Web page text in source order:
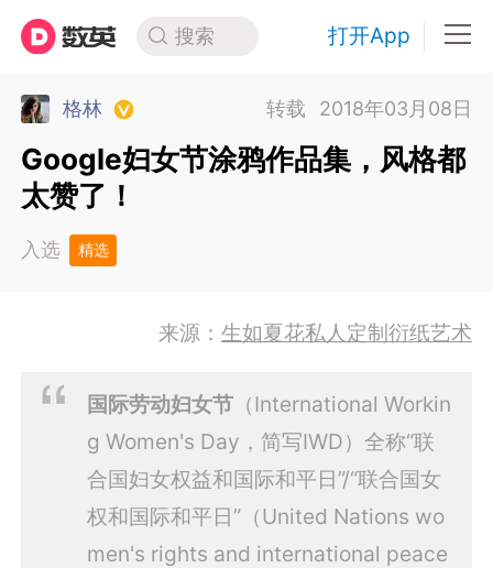
搜索 打开App
格林 转载 2018年03月08日
Google妇女节涂鸦作品集，风格都
太赞了！
入选 精选
来源： 生如夏花私人定制衍纸艺术
国际劳动妇女节（International Workin
g Women's Day，简写IWD）全称“联
合国妇女权益和国际和平日”/“联合国女
权和国际和平日”（United Nations wo
men's rights and international peace